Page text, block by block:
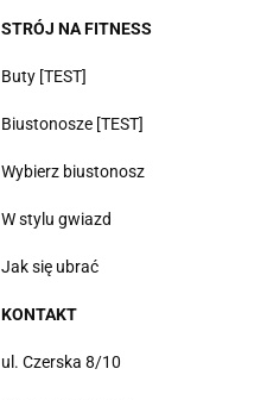
STRÓJ NA FITNESS
Buty [TEST]
Biustonosze [TEST]
Wybierz biustonosz
W stylu gwiazd
Jak się ubrać
KONTAKT
ul. Czerska 8/10